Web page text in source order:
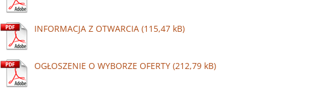
INFORMACJA Z OTWARCIA
OGŁOSZENIE O WYBORZE OFERTY